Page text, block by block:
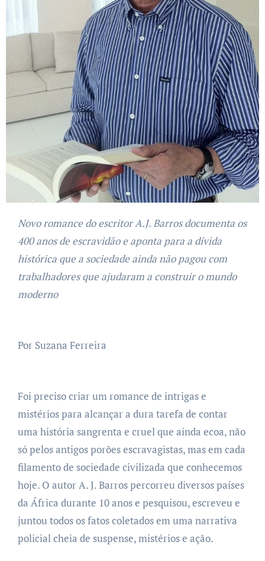
Novo romance do escritor A.J. Barros documenta os
400 anos de escravidão e aponta para a dívida
histórica que a sociedade ainda não pagou com
trabalhadores que ajudaram a construir o mundo
moderno
Por Suzana Ferreira
Foi preciso criar um romance de intrigas e
mistérios para alcançar a dura tarefa de contar
uma história sangrenta e cruel que ainda ecoa, não
só pelos antigos porões escravagistas, mas em cada
filamento de sociedade civilizada que conhecemos
hoje. O autor A. J. Barros percorreu diversos países
da África durante 10 anos e pesquisou, escreveu e
juntou todos os fatos coletados em uma narrativa
policial cheia de suspense, mistérios e ação.